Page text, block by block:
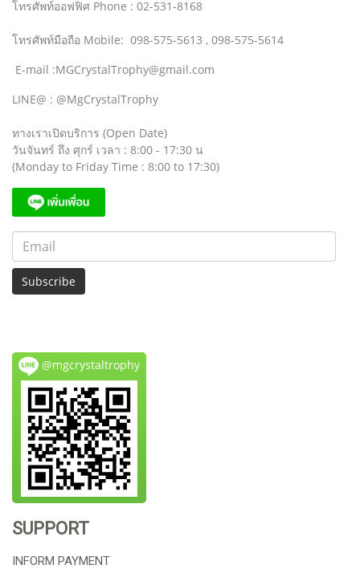
โทรศัพท์ออฟฟิศ Phone : 02-531-8168
โทรศัพท์มือถือ Mobile: 098-575-5613 , 098-575-5614
E-mail :MGCrystalTrophy@gmail.com
LINE@ : @MgCrystalTrophy
ทางเราเปิดบริการ (Open Date)
วันจันทร์ ถึง ศุกร์ เวลา : 8:00 - 17:30 น
(Monday to Friday Time : 8:00 to 17:30)
Subscribe
@mgcrystaltrophy
SUPPORT
INFORM PAYMENT